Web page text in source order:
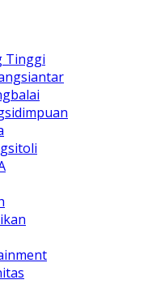
Tinggi